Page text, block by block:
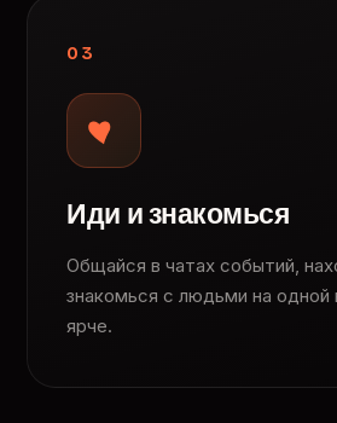
03
Иди и знакомься
Общайся в чатах событий,
знакомься с людьми на одной
ярче.